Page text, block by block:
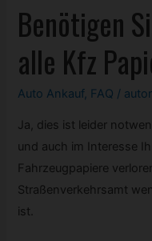
von
Ihnen
auch
bewertet?
Benötigen
alle Kfz
Auto Ankauf, FAQ / autor
Ja, dies ist leider
und auch im Interesse
Fahrzeugpapiere
Straßenverkehrsamt
ist.